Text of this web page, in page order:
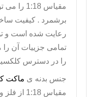
مقیاس
برشمرد . کیفیت
رعایت شده است و
تمامی جزییات آن را
را در دسترس
جنس بدنه ی ماکت
مقیاس